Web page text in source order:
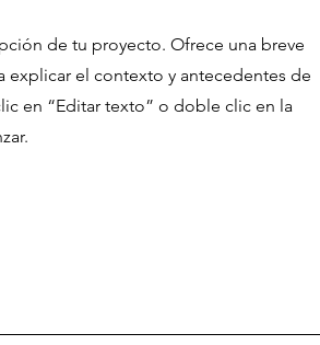
de tu proyecto. Ofrece una breve
explicar el contexto y antecedentes de
en “Editar texto” o doble clic en la